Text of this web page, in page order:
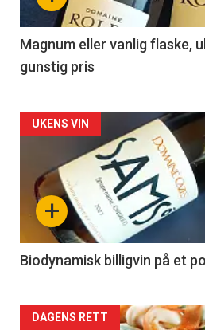
3
Magnum eller vanlig flaske,
gunstig pris
Forsiden
akkurat
nå
4
+
UKENS VIN
Biodynamisk billigvin på et
Forsiden
DAGENS RETT